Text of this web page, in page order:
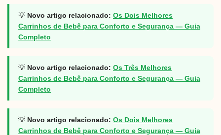
💡 Novo artigo relacionado: Os Dois Melhores
Carrinhos de Bebê para Conforto e Segurança — Guia
Completo
💡 Novo artigo relacionado: Os Três Melhores
Carrinhos de Bebê para Conforto e Segurança — Guia
Completo
💡 Novo artigo relacionado: Os Dois Melhores
Carrinhos de Bebê para Conforto e Segurança — Guia